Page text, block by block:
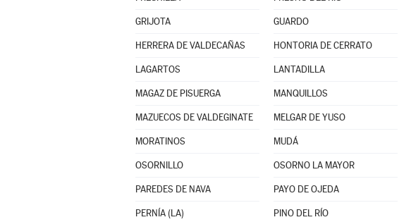
GRIJOTA GUARDO
HERRERA DE VALDECAÑAS HONTORIA DE CERRATO
LAGARTOS LANTADILLA
MAGAZ DE PISUERGA MANQUILLOS
MAZUECOS DE VALDEGINATE MELGAR DE YUSO
MORATINOS MUDÁ
OSORNILLO OSORNO LA MAYOR
PAREDES DE NAVA PAYO DE OJEDA
PERNÍA (LA) PINO DEL RÍO